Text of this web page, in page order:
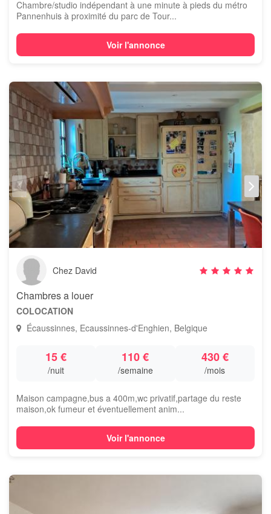
Chambre/studio indépendant à une minute à pieds du métro
Pannenhuis à proximité du parc de Tour...
Voir l'annonce
Chez David
Chambres a louer
COLOCATION
Écaussinnes, Ecaussinnes-d'Enghien, Belgique
15 €
/nuit
110 €
/semaine
430 €
/mois
Maison campagne,bus a 400m,wc privatif,partage du reste
maison,ok fumeur et éventuellement anim...
Voir l'annonce